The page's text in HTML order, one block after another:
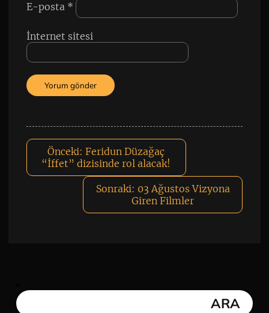
E-posta *
İnternet sitesi
Önceki: Feridun Düzağaç
“İffet” dizisinde rol alacak!
Sonraki: 03 Ağustos Vizyona
Giren Filmler